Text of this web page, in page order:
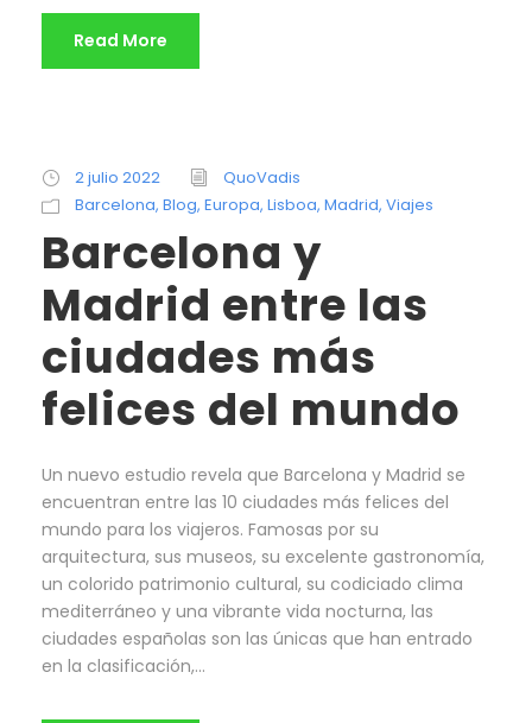
Read More
2 julio 2022
QuoVadis
Barcelona, Blog, Europa, Lisboa, Madrid, Viajes
Barcelona y
Madrid entre las
ciudades más
felices del mundo
Un nuevo estudio revela que Barcelona y Madrid se
encuentran entre las 10 ciudades más felices del
mundo para los viajeros. Famosas por su
arquitectura, sus museos, su excelente gastronomía,
un colorido patrimonio cultural, su codiciado clima
mediterráneo y una vibrante vida nocturna, las
ciudades españolas son las únicas que han entrado
en la clasificación,...